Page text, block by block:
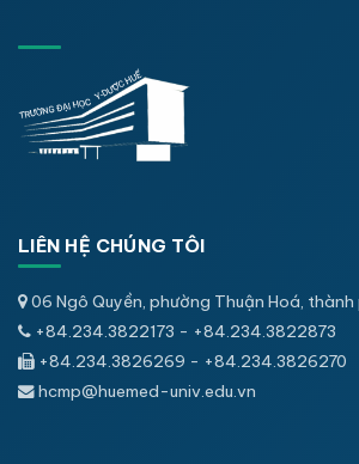
LIÊN HỆ CHÚNG TÔI
06 Ngô Quyền, phường Thuận Hoá, thành
+84.234.3822173 - +84.234.3822873
+84.234.3826269 - +84.234.3826270
hcmp@huemed-univ.edu.vn